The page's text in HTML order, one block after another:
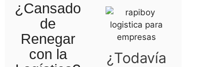
¿Cansado
de
Renegar
con la
¿Todavía